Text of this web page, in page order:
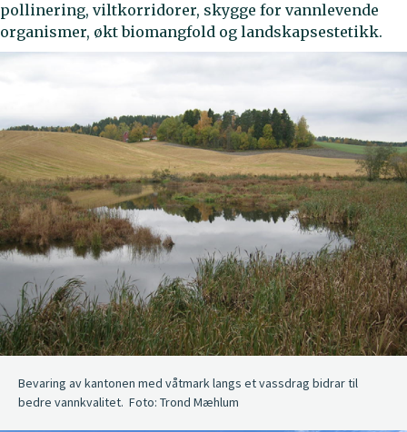
pollinering, viltkorridorer, skygge for vannlevende
organismer, økt biomangfold og landskapsestetikk.
Bevaring av kantonen med våtmark langs et vassdrag bidrar til
bedre vannkvalitet. Foto: Trond Mæhlum